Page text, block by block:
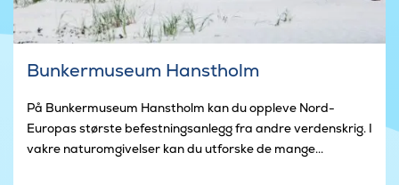
Bunkermuseum Hanstholm
På Bunkermuseum Hanstholm kan du oppleve Nord-
Europas største befestningsanlegg fra andre verdenskrig. I
vakre naturomgivelser kan du utforske de mange...